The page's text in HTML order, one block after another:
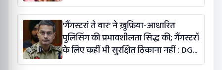
‘गैंगस्टरां ते वार’ ने ख़ुफ़िया-आधारित
पुलिसिंग की प्रभावशीलता सिद्ध की; गैंगस्टरों
के लिए कहीं भी सुरक्षित ठिकाना नहीं : DGP
गौरव यादव